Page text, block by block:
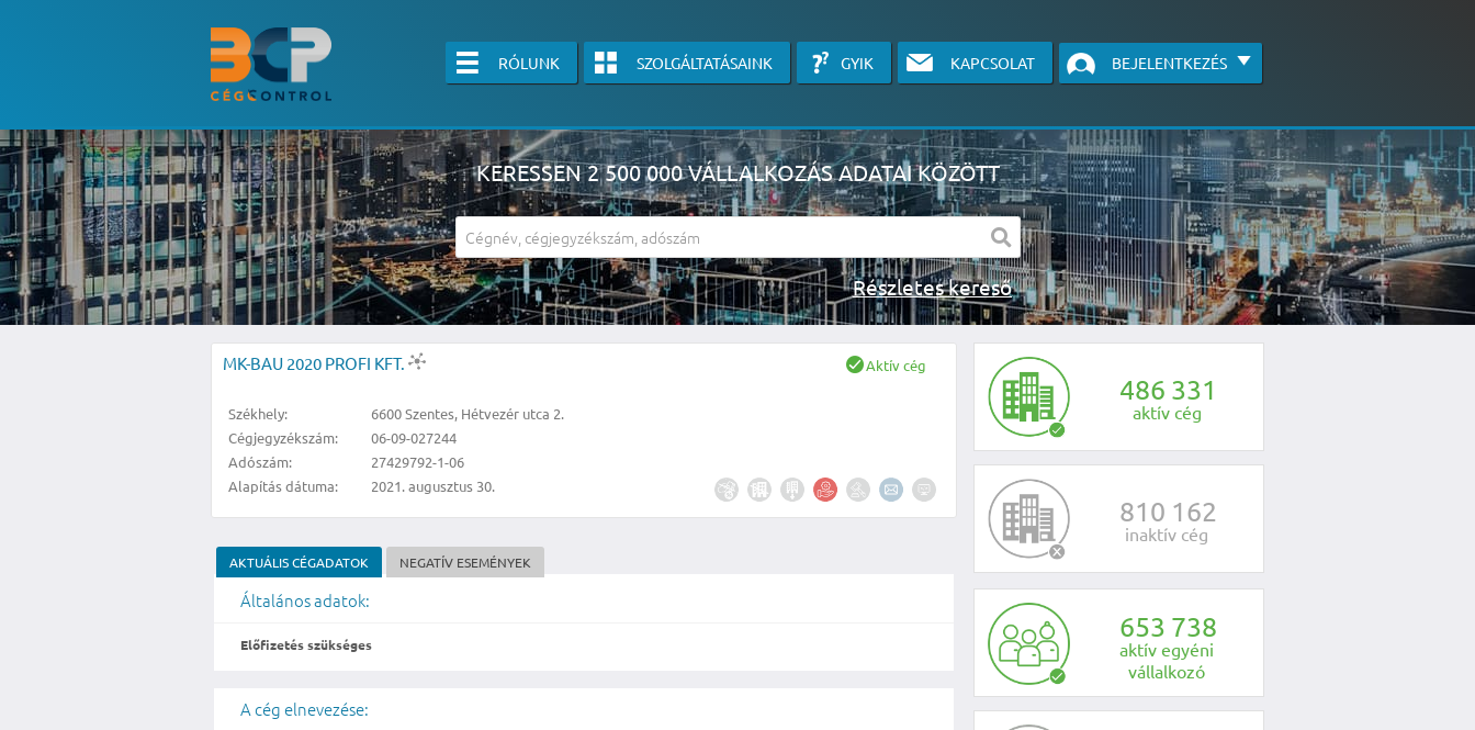
RÓLUNK SZOLGÁLTATÁSAINK GYIK KAPCSOLAT BEJELENTKEZÉS
KERESSEN 2 500 000 VÁLLALKOZÁS ADATAI KÖZÖTT
Részletes kereső
A részletes kereső csak belépett felhasználók számára érhető el, használatához kérjük jelentkezzen be, vagy vegye fel velünk a kapcsolatot az alábbi
486 331
aktív cég
810 162
inaktív cég
653 738
aktív egyéni
vállalkozó
MK-BAU 2020 PROFI KFT.
Székhely:
6600 Szentes, Hétvezér utca 2.
Cégjegyzékszám:
06-09-027244
Adószám:
27429792-1-06
Alapítás dátuma:
2021. augusztus 30.
Aktív cég
AKTUÁLIS CÉGADATOK NEGATÍV ESEMÉNYEK
Általános adatok:
Előfizetés szükséges
A cég elnevezése: